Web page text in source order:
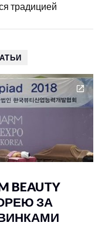
традицией
BEAUTY
ЗА